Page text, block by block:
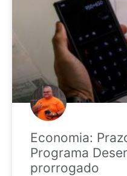
Economia:
Programa
prorrogado